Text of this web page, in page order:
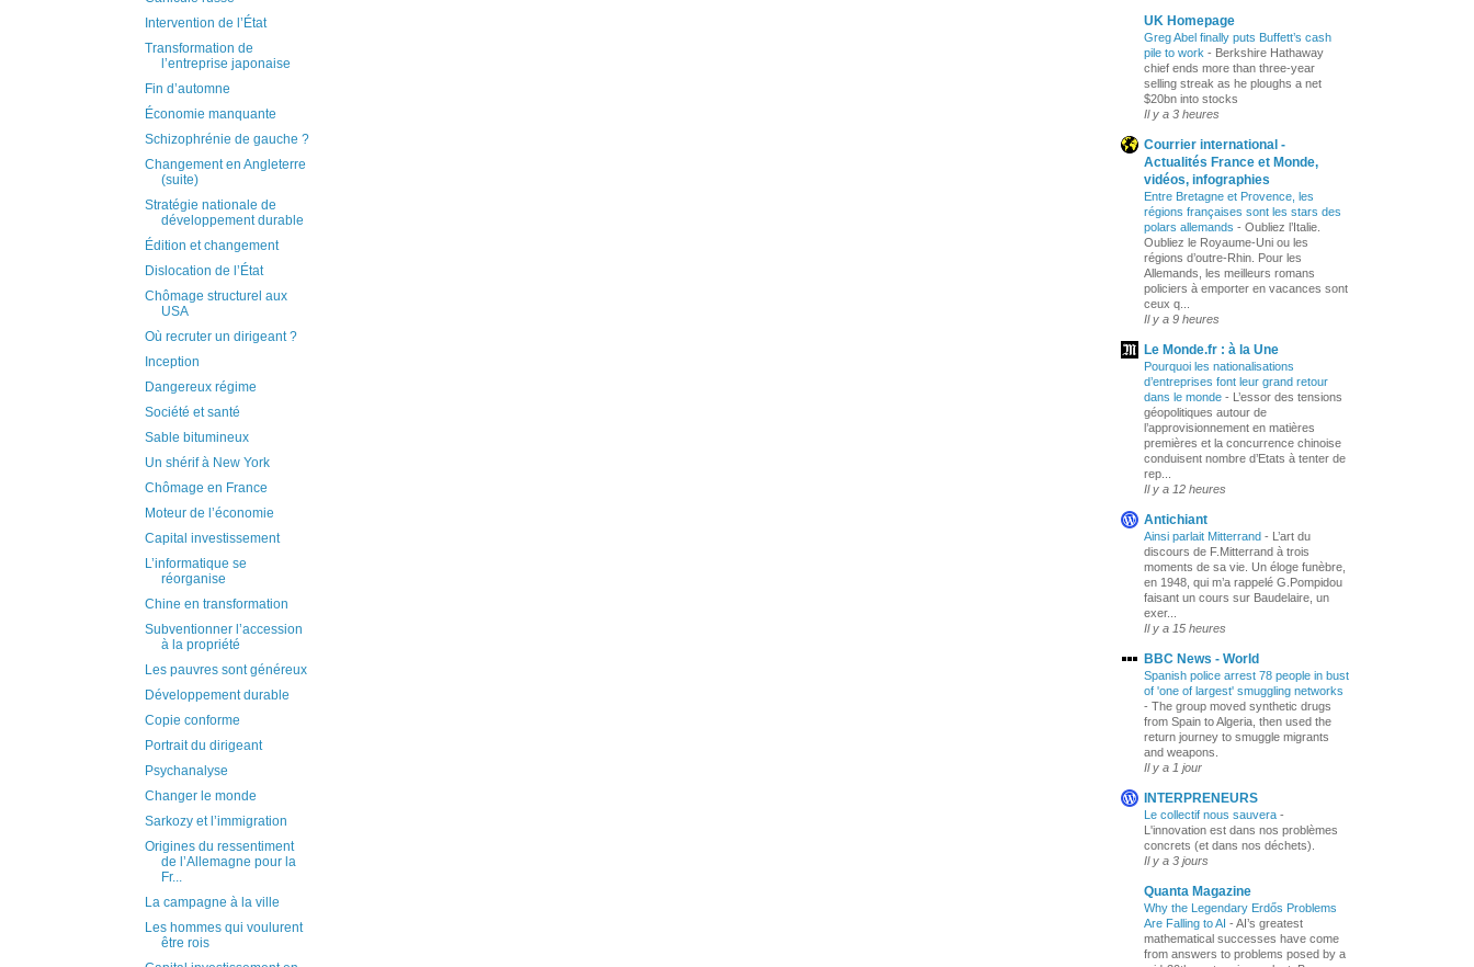
Intervention de l’État
Transformation de
l’entreprise japonaise
Fin d’automne
Économie manquante
Schizophrénie de gauche ?
Changement en Angleterre
(suite)
Stratégie nationale de
développement durable
Édition et changement
Dislocation de l’État
Chômage structurel aux
USA
Où recruter un dirigeant ?
Inception
Dangereux régime
Société et santé
Sable bitumineux
Un shérif à New York
Chômage en France
Moteur de l’économie
Capital investissement
L’informatique se
réorganise
Chine en transformation
Subventionner l’accession
à la propriété
Les pauvres sont généreux
Développement durable
Copie conforme
Portrait du dirigeant
Psychanalyse
Changer le monde
Sarkozy et l’immigration
Origines du ressentiment
de l’Allemagne pour la
Fr...
La campagne à la ville
Les hommes qui voulurent
être rois
UK Homepage
Greg Abel finally puts Buffett’s cash
pile to work - Berkshire Hathaway
chief ends more than three-year
selling streak as he ploughs a net
$20bn into stocks
Il y a 3 heures
Courrier international -
Actualités France et Monde,
vidéos, infographies
Entre Bretagne et Provence, les
régions françaises sont les stars des
polars allemands - Oubliez l’Italie.
Oubliez le Royaume-Uni ou les
régions d’outre-Rhin. Pour les
Allemands, les meilleurs romans
policiers à emporter en vacances sont
ceux q...
Il y a 9 heures
Le Monde.fr : à la Une
Pourquoi les nationalisations
d’entreprises font leur grand retour
dans le monde - L’essor des tensions
géopolitiques autour de
l’approvisionnement en matières
premières et la concurrence chinoise
conduisent nombre d’Etats à tenter de
rep...
Il y a 12 heures
Antichiant
Ainsi parlait Mitterrand - L’art du
discours de F.Mitterrand à trois
moments de sa vie. Un éloge funèbre,
en 1948, qui m’a rappelé G.Pompidou
faisant un cours sur Baudelaire, un
exer...
Il y a 15 heures
BBC News - World
Spanish police arrest 78 people in bust
of 'one of largest' smuggling networks
- The group moved synthetic drugs
from Spain to Algeria, then used the
return journey to smuggle migrants
and weapons.
Il y a 1 jour
INTERPRENEURS
Le collectif nous sauvera -
L'innovation est dans nos problèmes
concrets (et dans nos déchets).
Il y a 3 jours
Quanta Magazine
Why the Legendary Erdős Problems
Are Falling to AI - AI’s greatest
mathematical successes have come
from answers to problems posed by a